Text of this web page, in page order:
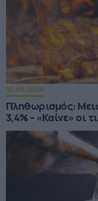
07.08.2026
Πληθωρισμός:
3,4% – «Καίνε» οι